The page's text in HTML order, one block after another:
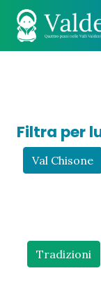
Filtra per
Val Chisone
Tradizioni